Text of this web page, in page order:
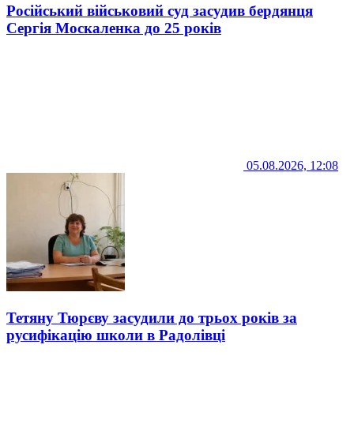
Російський військовий суд засудив бердянця
Сергія Москаленка до 25 років
05.08.2026, 12:08
Тетяну Тюрєву засудили до трьох років за
русифікацію школи в Радолівці